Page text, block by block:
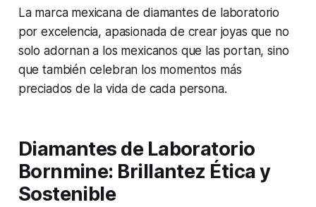
La marca mexicana de diamantes de laboratorio
por excelencia, apasionada de crear joyas que no
solo adornan a los mexicanos que las portan, sino
que también celebran los momentos más
preciados de la vida de cada persona.
Diamantes de Laboratorio
Bornmine: Brillantez Ética y
Sostenible